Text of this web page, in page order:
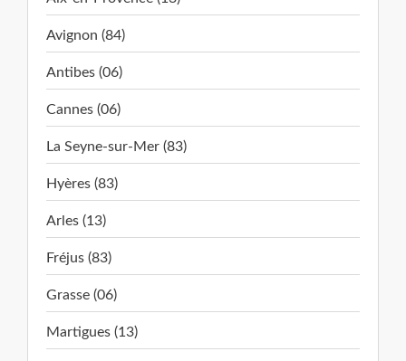
Avignon (84)
Antibes (06)
Cannes (06)
La Seyne-sur-Mer (83)
Hyères (83)
Arles (13)
Fréjus (83)
Grasse (06)
Martigues (13)